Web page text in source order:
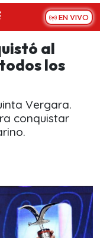
EN VIVO
al
los
Vergara.
conquistar